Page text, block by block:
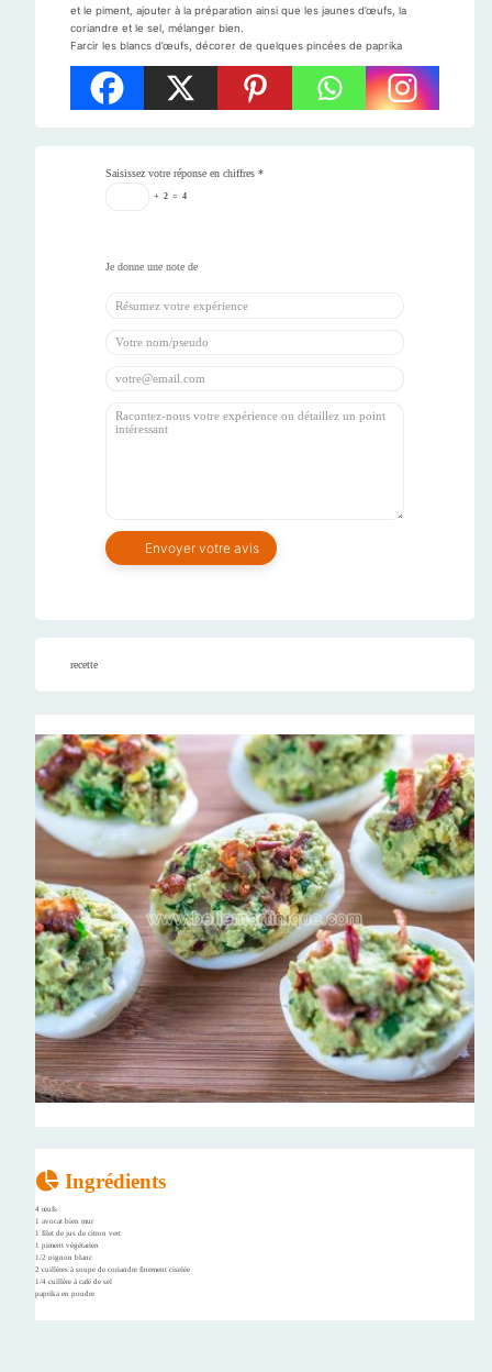
et le piment, ajouter à la préparation ainsi que les jaunes d’œufs, la
coriandre et le sel, mélanger bien.
Farcir les blancs d’œufs, décorer de quelques pincées de paprika
Saisissez votre réponse en chiffres *
+ 2 = 4
recette
Ingrédients
4 œufs
1 avocat bien mur
1 filet de jus de citron vert
1 piment végétarien
1/2 oignon blanc
2 cuillères à soupe de coriandre finement ciselée
1/4 cuillère à café de sel
paprika en poudre